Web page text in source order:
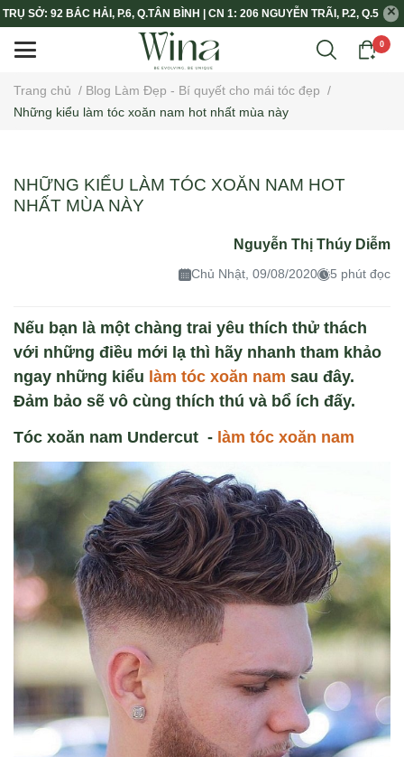
TRỤ SỞ: 92 BẮC HẢI, P.6, Q.TÂN BÌNH | CN 1: 206 NGUYỄN TRÃI, P.2, Q.5
0
Trang chủ / Blog Làm Đẹp - Bí quyết cho mái tóc đẹp /
Những kiểu làm tóc xoăn nam hot nhất mùa này
NHỮNG KIỂU LÀM TÓC XOĂN NAM HOT
NHẤT MÙA NÀY
Nguyễn Thị Thúy Diễm
Chủ Nhật, 09/08/2020 5 phút đọc
Nếu bạn là một chàng trai yêu thích thử thách
với những điều mới lạ thì hãy nhanh tham khảo
ngay những kiểu làm tóc xoăn nam sau đây.
Đảm bảo sẽ vô cùng thích thú và bổ ích đấy.
Tóc xoăn nam Undercut - làm tóc xoăn nam